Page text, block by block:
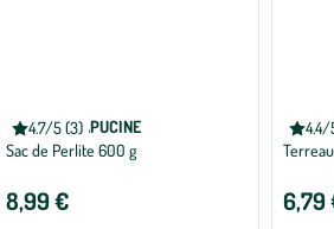
4.7/5 (3)
Note
moyenne
sur
5
RADIS ET CAPUCINE
Sac de Perlite 600 g
8,99 €
4.4/
Note
sur
5
6,79